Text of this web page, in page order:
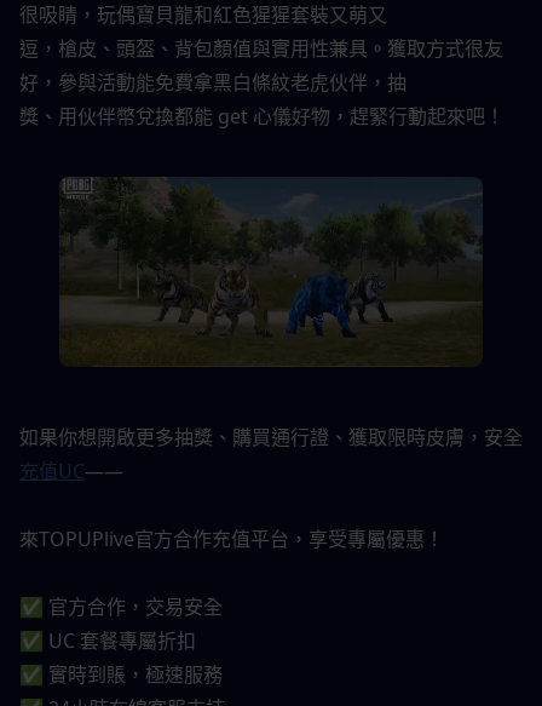
很吸睛，玩偶寶貝龍和紅色猩猩套裝又萌又
逗，槍皮、頭盔、背包顏值與實用性兼具。獲取方式很友
好，參與活動能免費拿黑白條紋老虎伙伴，抽
獎、用伙伴幣兌換都能 get 心儀好物，趕緊行動起來吧！
如果你想開啟更多抽獎、購買通行證、獲取限時皮膚，安全
充值UC——
來TOPUPlive官方合作充值平台，享受專屬優惠！
✅ 官方合作，交易安全
✅ UC 套餐專屬折扣
✅ 實時到賬，極速服務